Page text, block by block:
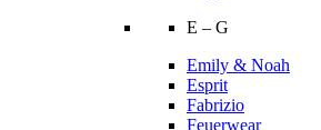
E – G
Emily & Noah
Esprit
Fabrizio
Feuerwear